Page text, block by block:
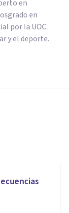
en
en
por la UOC.
y el deporte.